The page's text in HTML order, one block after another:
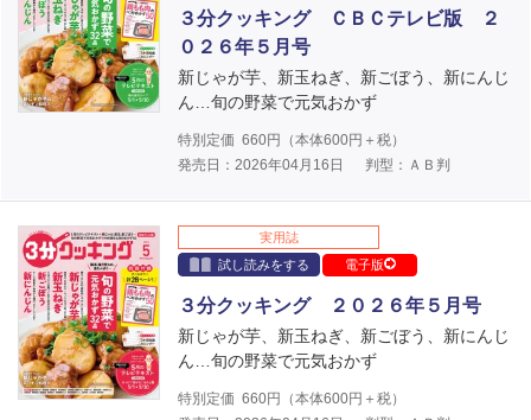
３分クッキング ＣＢＣテレビ版 ２
０２６年５月号
新じゃが芋、新玉ねぎ、新ごぼう、新にんじ
ん…旬の野菜で元気おかず
特別定価 660円（本体600円＋税）
発売日：2026年04月16日
判型：ＡＢ判
実用誌
試し読みをする
電子版
３分クッキング ２０２６年５月号
新じゃが芋、新玉ねぎ、新ごぼう、新にんじ
ん…旬の野菜で元気おかず
特別定価 660円（本体600円＋税）